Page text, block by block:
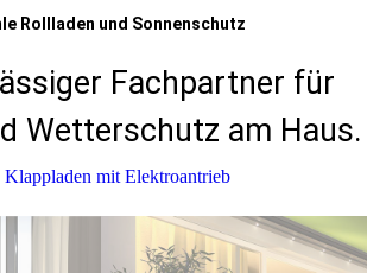
Rollladen und Sonnenschutz
Fachpartner für
Wetterschutz am Haus.
Klappladen mit Elektroantrieb